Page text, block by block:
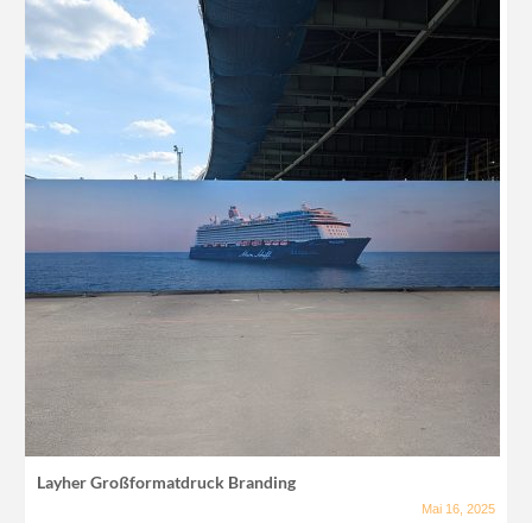
Layher Großformatdruck Branding
Mai 16, 2025